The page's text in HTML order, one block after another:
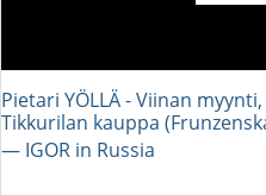
Pietari YÖLLÄ - Viinan
Tikkurilan kauppa
― IGOR in Russia